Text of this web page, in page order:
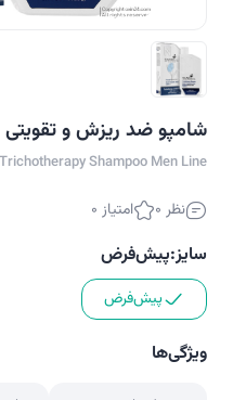
شامپو ضد ریزش و تقویتی
Trichotherapy Shampoo Men Line
نظر 0 امتیاز 0
سایز:پیش‌فرض
پیش‌فرض
ویژگی‌ها